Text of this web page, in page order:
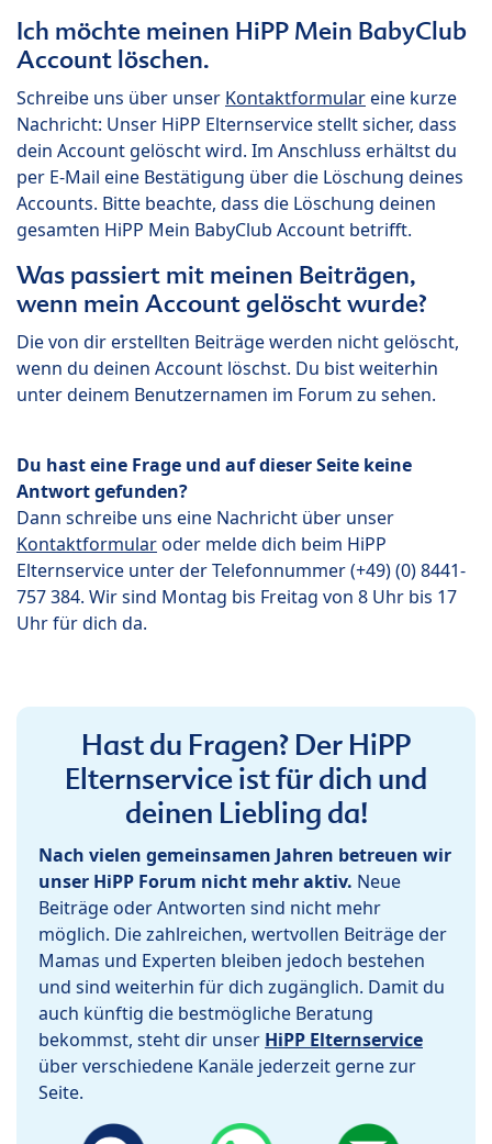
Ich möchte meinen HiPP Mein BabyClub
Account löschen.
Schreibe uns über unser Kontaktformulareine kurze
Nachricht: Unser HiPP Elternservice stellt sicher, dass
dein Account gelöscht wird. Im Anschluss erhältst du
per E-Mail eine Bestätigung über die Löschung deines
Accounts. Bitte beachte, dass die Löschung deinen
gesamten HiPP Mein BabyClub Account betrifft.
Was passiert mit meinen Beiträgen,
wenn mein Account gelöscht wurde?
Die von dir erstellten Beiträge werden nicht gelöscht,
wenn du deinen Account löschst. Du bist weiterhin
unter deinem Benutzernamen im Forum zu sehen.
Du hast eine Frage und auf dieser Seite keine
Antwort gefunden?
Dann schreibe uns eine Nachricht über unser
Kontaktformularoder melde dich beim HiPP
Elternservice unter der Telefonnummer (+49) (0) 8441-
757 384. Wir sind Montag bis Freitag von 8 Uhr bis 17
Uhr für dich da.
Hast du Fragen? Der HiPP
Elternservice ist für dich und
deinen Liebling da!
Nach vielen gemeinsamen Jahren betreuen wir
unser HiPP Forum nicht mehr aktiv. Neue
Beiträge oder Antworten sind nicht mehr
möglich. Die zahlreichen, wertvollen Beiträge der
Mamas und Experten bleiben jedoch bestehen
und sind weiterhin für dich zugänglich. Damit du
auch künftig die bestmögliche Beratung
bekommst, steht dir unser HiPP Elternservice
über verschiedene Kanäle jederzeit gerne zur
Seite.